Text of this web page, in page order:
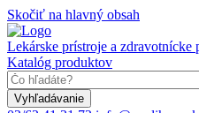
Skočiť na hlavný obsah
Lekárske prístroje a zdravotnícke
Katalóg produktov